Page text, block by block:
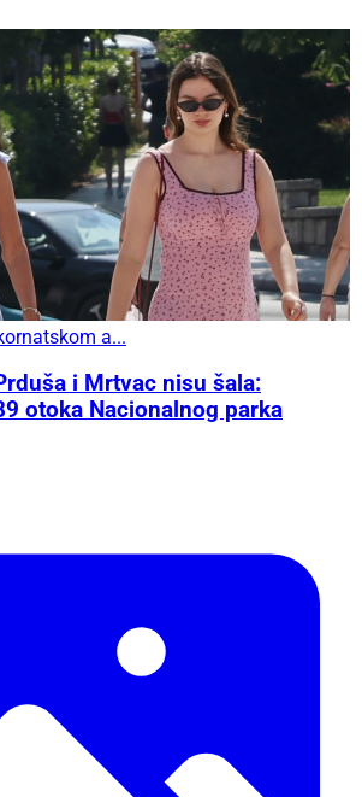
a...
i Mrtvac nisu šala:
otoka Nacionalnog parka